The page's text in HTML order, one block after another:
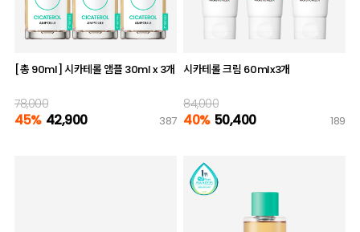
[총 90ml] 시카테롤 앰플 30ml x 3개
78,000
45% 42,900 387
시카테롤 크림 60mlx3개
84,000
40% 50,400 189